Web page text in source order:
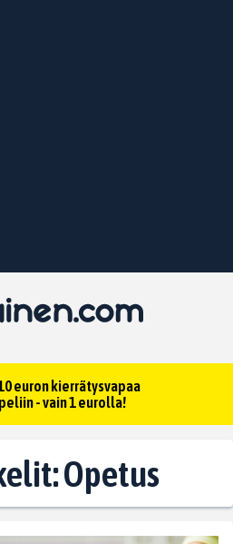
euron kierrätysvapaa
- vain 1 eurolla!
Opetus